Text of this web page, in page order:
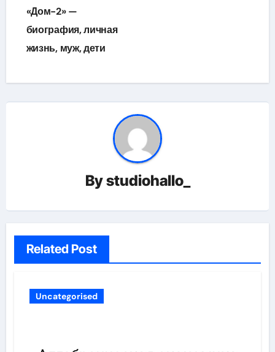
«Дом-2» —
биография, личная
жизнь, муж, дети
Bystudiohallo_
Related Post
Uncategorised